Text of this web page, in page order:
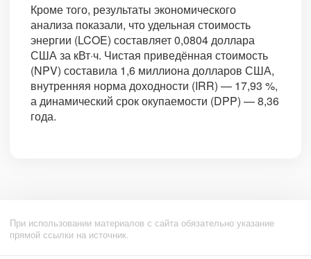
Кроме того, результаты экономического
анализа показали, что удельная стоимость
энергии (LCOE) составляет 0,0804 доллара
США за кВт·ч. Чистая приведённая стоимость
(NPV) составила 1,6 миллиона долларов США,
внутренняя норма доходности (IRR) — 17,93 %,
а динамический срок окупаемости (DPP) — 8,36
года.
При использовании материалов с сайта обязательно указание
прямой ссылки на источник.